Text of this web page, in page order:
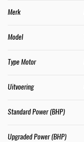
Merk
Model
Type Motor
Uitvoering
Standard Power (BHP)
Upgraded Power (BHP)